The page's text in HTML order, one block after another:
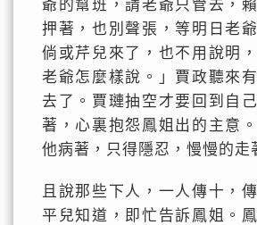
爺的幫班，請老爺只管去，
押著，也別聲張，等明日老
倘或芹兒來了，也不用說明
老爺怎麼樣說。」賈政聽來
去了。賈璉抽空才要回到自
著，心裏抱怨鳳姐出的主意
他病著，只得隱忍，慢慢的走
且說那些下人，一人傳十，
平兒知道，即忙告訴鳳姐。